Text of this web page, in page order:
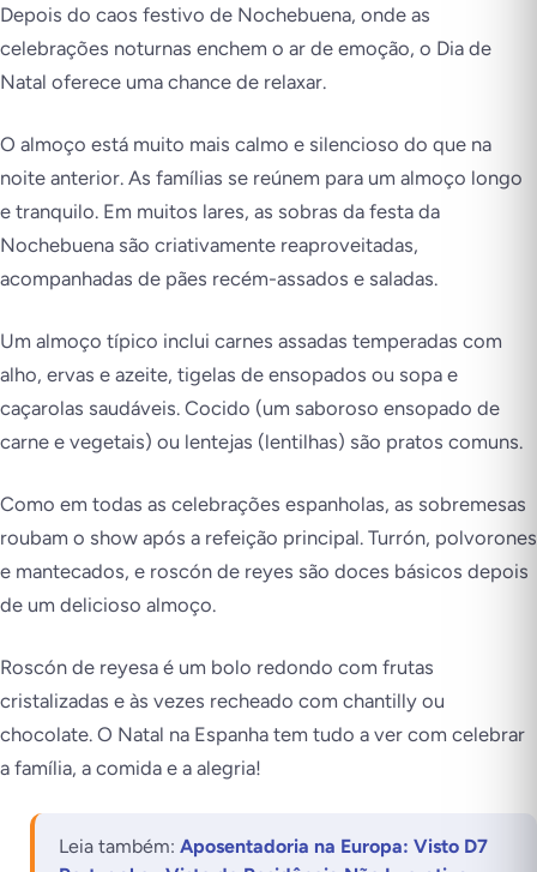
Depois do caos festivo de Nochebuena, onde as
celebrações noturnas enchem o ar de emoção, o Dia de
Natal oferece uma chance de relaxar.
O almoço está muito mais calmo e silencioso do que na
noite anterior. As famílias se reúnem para um almoço longo
e tranquilo. Em muitos lares, as sobras da festa da
Nochebuena são criativamente reaproveitadas,
acompanhadas de pães recém-assados e saladas.
Um almoço típico inclui carnes assadas temperadas com
alho, ervas e azeite, tigelas de ensopados ou sopa e
caçarolas saudáveis. Cocido (um saboroso ensopado de
carne e vegetais) ou lentejas (lentilhas) são pratos comuns.
Como em todas as celebrações espanholas, as sobremesas
roubam o show após a refeição principal. Turrón, polvorones
e mantecados, e roscón de reyes são doces básicos depois
de um delicioso almoço.
Roscón de reyesa é um bolo redondo com frutas
cristalizadas e às vezes recheado com chantilly ou
chocolate. O Natal na Espanha tem tudo a ver com celebrar
a família, a comida e a alegria!
Leia também: Aposentadoria na Europa: Visto D7